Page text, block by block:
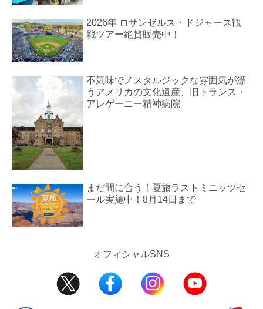
2026年 ロサンゼルス・ドジャース観
戦ツアー絶賛販売中！
不気味でノスタルジックな雰囲気が漂
うアメリカの文化遺産、旧トランス・
アレゲーニー精神病院
まだ間に合う！夏旅ラストミニッツセ
ール実施中！8月14日まで
オフィシャルSNS